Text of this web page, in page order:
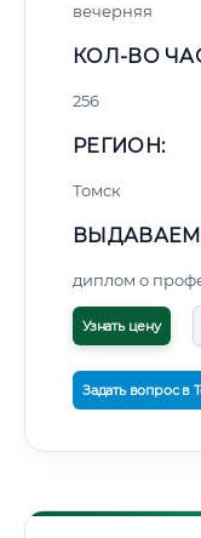
вечерняя
КОЛ-ВО
256
РЕГИОН:
Томск
диплом о
Узнать цену
Задать вопрос в